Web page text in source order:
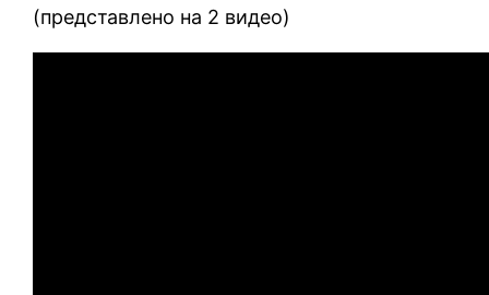
(представлено на 2 видео)